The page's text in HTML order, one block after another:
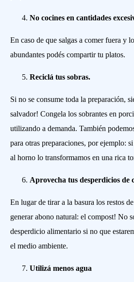
No cocines en cantidades
En caso de que salgas a comer fuera y
abundantes podés compartir tu platos.
Reciclá tus sobras.
Si no se consume toda la preparación,
salvador! Congela los sobrantes en
utilizando a demanda. También
para otras preparaciones, por ejemplo:
al horno lo transformamos en una rica
Aprovecha tus desperdicios de
En lugar de tirar a la basura los restos
generar abono natural: el compost! No
desperdicio alimentario si no que
el medio ambiente.
Utilizá menos agua